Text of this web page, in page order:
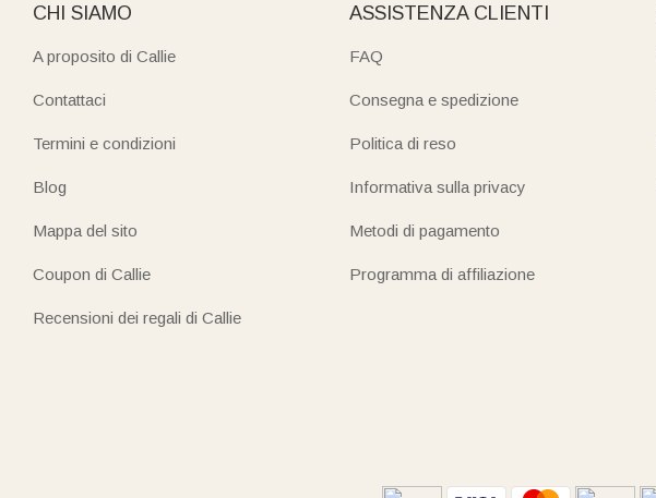
CHI SIAMO
A proposito di Callie
Contattaci
Termini e condizioni
Blog
Mappa del sito
Coupon di Callie
Recensioni dei regali di Callie
ASSISTENZA CLIENTI
FAQ
Consegna e spedizione
Politica di reso
Informativa sulla privacy
Metodi di pagamento
Programma di affiliazione